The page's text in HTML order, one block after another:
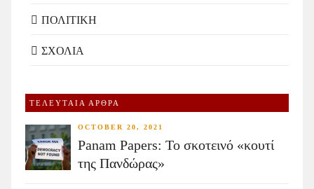
ΠΟΛΙΤΙΚΗ
ΣΧΟΛΙΑ
ΤΕΛΕΥΤΑΙΑ ΑΡΘΡΑ
OCTOBER 20, 2021
Panam Papers: Το σκοτεινό «κουτί
της Πανδώρας»